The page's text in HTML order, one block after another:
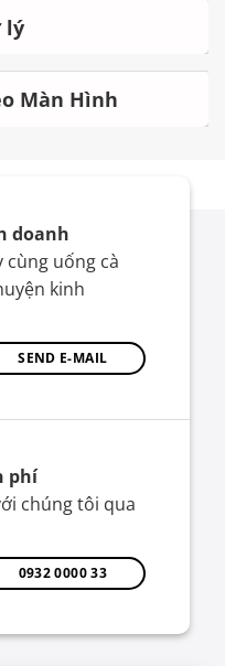
lý
Màn Hình
doanh
cùng uống cà
kinh
SEND E-MAIL
phí
chúng tôi qua
0932 0000 33